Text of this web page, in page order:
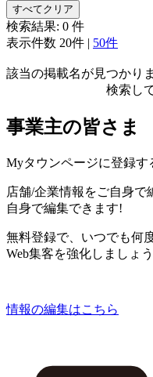
すべてクリア
検索結果: 0 件
表示件数 20件 | 50件
該当の掲載名が見つかり
検索し
事業主の皆さま
Myタウンページに登録す
店舗/企業情報をご自身で
自身で編集できます!
無料登録で、いつでも何
Web集客を強化しましょう
情報の編集はこちら